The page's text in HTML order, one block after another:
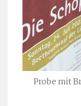
Probe mit